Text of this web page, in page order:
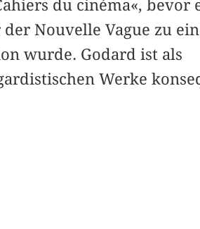
du cinéma«, bevor
Nouvelle Vague zu
wurde. Godard ist als
Werke